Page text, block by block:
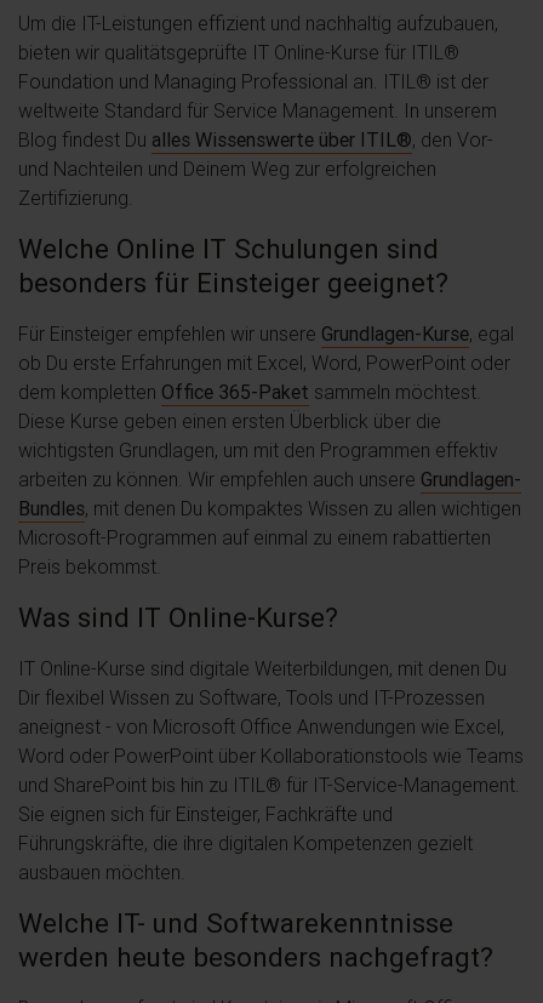
Um die IT-Leistungen effizient und nachhaltig aufzubauen,
bieten wir qualitätsgeprüfte IT Online-Kurse für ITIL®
Foundation und Managing Professional an. ITIL® ist der
weltweite Standard für Service Management. In unserem
Blog findest Du alles Wissenswerte über ITIL®, den Vor-
und Nachteilen und Deinem Weg zur erfolgreichen
Zertifizierung.
Welche Online IT Schulungen sind
besonders für Einsteiger geeignet?
Für Einsteiger empfehlen wir unsere Grundlagen-Kurse, egal
ob Du erste Erfahrungen mit Excel, Word, PowerPoint oder
dem kompletten Office 365-Paket sammeln möchtest.
Diese Kurse geben einen ersten Überblick über die
wichtigsten Grundlagen, um mit den Programmen effektiv
arbeiten zu können. Wir empfehlen auch unsere Grundlagen-
Bundles, mit denen Du kompaktes Wissen zu allen wichtigen
Microsoft-Programmen auf einmal zu einem rabattierten
Preis bekommst.
Was sind IT Online-Kurse?
IT Online-Kurse sind digitale Weiterbildungen, mit denen Du
Dir flexibel Wissen zu Software, Tools und IT-Prozessen
aneignest - von Microsoft Office Anwendungen wie Excel,
Word oder PowerPoint über Kollaborationstools wie Teams
und SharePoint bis hin zu ITIL® für IT-Service-Management.
Sie eignen sich für Einsteiger, Fachkräfte und
Führungskräfte, die ihre digitalen Kompetenzen gezielt
ausbauen möchten.
Welche IT- und Softwarekenntnisse
werden heute besonders nachgefragt?